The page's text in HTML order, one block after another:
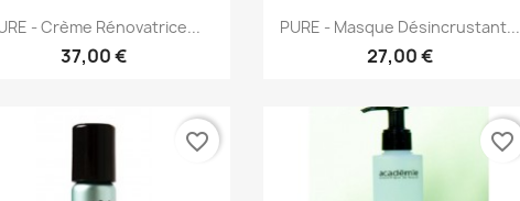
Aperçu rapide
- Crème Rénovatrice...
37,00 €
Aperçu rapide
PURE - Masque Désincrustant...
27,00 €
favorite_border favorite_border